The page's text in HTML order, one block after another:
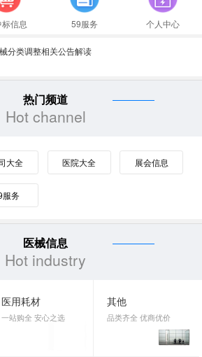
信息 59服务 个人中心
监局关于医疗器械分类调整有关工作的
第三附属医院(河南省妇幼保健院）
第二附属医院NICU设备采购项目-公
大学第一附属医院肿瘤楼数据库软件
械分类目录动态调整工作程序
热门频道
Hot channel
大全 医院大全 展会信息
服务
医械信息
Hot industry
医用耗材
一站购全 安心之选
其他
品类齐全 优商优价